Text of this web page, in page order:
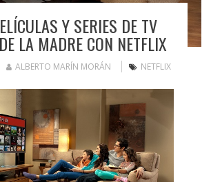
Y SERIES DE TV
LA MADRE CON NETFLIX
ALBERTO MARÍN MORÁN NETFLIX